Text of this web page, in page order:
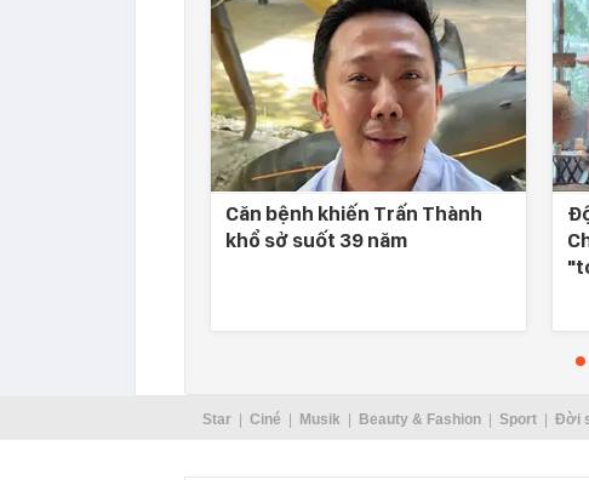
Căn bệnh khiến Trấn Thành
khổ sở suốt 39 năm
Star Ciné Musik Beauty & Fashion Sport Đời